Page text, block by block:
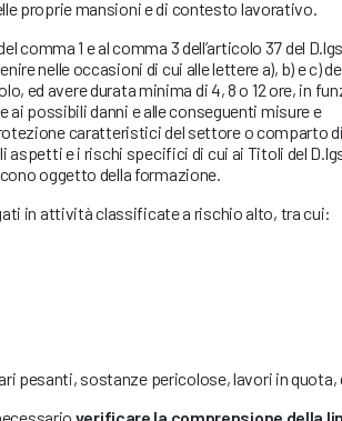
proprie mansioni e di contesto lavorativo.
comma 1 e al comma 3 dell’articolo 37 del
nelle occasioni di cui alle lettere a), b) e c)
ed avere durata minima di 4, 8 o 12 ore, in
ai possibili danni e alle conseguenti misure e
caratteristici del settore o comparto di
aspetti e i rischi specifici di cui ai Titoli del
oggetto della formazione.
in attività classificate a rischio alto, tra cui:
pesanti, sostanze pericolose, lavori in quota,